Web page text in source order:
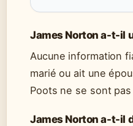
James Norton a-t-il
Aucune information
marié ou ait une
Poots ne se sont
James Norton a-t-il